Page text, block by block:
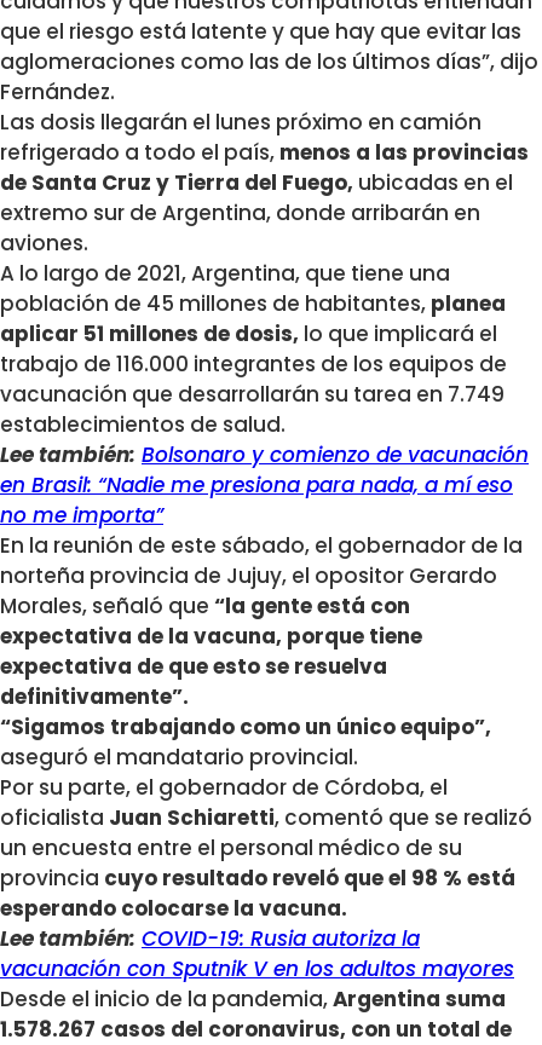
que el riesgo está latente y que hay que evitar las
aglomeraciones como las de los últimos días”, dijo
Fernández.
Las dosis llegarán el lunes próximo en camión
refrigerado a todo el país, menos a las provincias
de Santa Cruz y Tierra del Fuego, ubicadas en el
extremo sur de Argentina, donde arribarán en
aviones.
A lo largo de 2021, Argentina, que tiene una
población de 45 millones de habitantes, planea
aplicar 51 millones de dosis, lo que implicará el
trabajo de 116.000 integrantes de los equipos de
vacunación que desarrollarán su tarea en 7.749
establecimientos de salud.
Lee también: Bolsonaro y comienzo de vacunación
en Brasil: “Nadie me presiona para nada, a mí eso
no me importa”
En la reunión de este sábado, el gobernador de la
norteña provincia de Jujuy, el opositor Gerardo
Morales, señaló que “la gente está con
expectativa de la vacuna, porque tiene
expectativa de que esto se resuelva
definitivamente”.
“Sigamos trabajando como un único equipo”,
aseguró el mandatario provincial.
Por su parte, el gobernador de Córdoba, el
oficialista Juan Schiaretti, comentó que se realizó
un encuesta entre el personal médico de su
provincia cuyo resultado reveló que el 98 % está
esperando colocarse la vacuna.
Lee también: COVID-19: Rusia autoriza la
vacunación con Sputnik V en los adultos mayores
Desde el inicio de la pandemia,Argentina suma
1.578.267 casos del coronavirus, con un total de